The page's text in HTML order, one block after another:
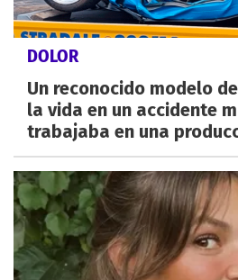
DOLOR
Un reconocido modelo
la vida en un accidente
trabajaba en una